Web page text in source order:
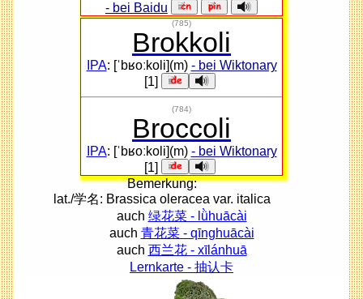
- bei Baidu
(785)
Brokkoli
IPA: [ˈbʁoːkoli](m) - bei Wiktonary
[1]
(784)
Broccoli
IPA: [ˈbʁoːkoli](m) - bei Wiktonary
[1]
Bemerkung:
lat./学名: Brassica oleracea var. italica
auch 绿花菜 - lǜhuācài
auch 青花菜 - qīnghuācài
auch 西兰花 - xīlánhuā
Lernkarte - 抽认卡